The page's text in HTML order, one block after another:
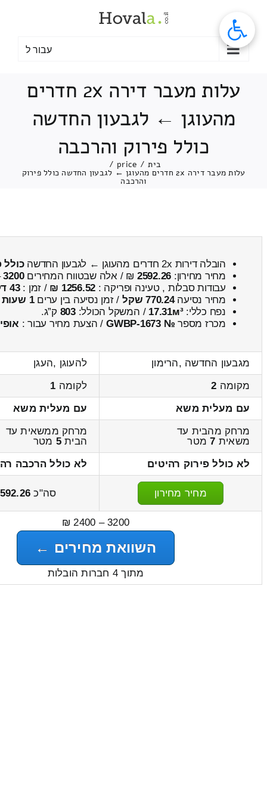
עבור ל
עלות מעבר דירה 2x חדרים
מהעוגן ← לגבעון החדשה
כולל פירוק והרכבה
בית /
price
/
עלות מעבר דירה 2x חדרים מהעוגן ← לגבעון החדשה כולל פירוק
והרכבה
הובלה דירות 2x חדרים מהעוגן ← לגבעון החדשה
כולל
מחיר מחירון: 2592.26 ₪ / אלה שבטווח המחירים3200
עבודות סבלות , טעינה ופריקה : 1256.52 ₪ / זמן :43 דקות 50 שניות
מחיר נסיעה770.24 שקל / זמן נסיעה בין ערים1 שעות , 8 דקות
נפח כללי:17.31м³ / המשקל הכולל:803 ק”ג.
מכרז מספר № GWBP-1673 / הצעת מחיר עבור :
מגבעון החדשה ,הרימון
להעוגן ,העגן
מקומה 2 לקומה 1
עם מעלית משא
עם מעלית משא
מרחק מהבית עד
משאית 7מטר
מרחק ממשאית עד
הבית5 מטר
לא כולל פירוק רהיטים
לא כולל הרכבה
מחיר מחירון סה"כ
3200 – 2400 ₪
השוואת מחירים ←
מתוך 4 חברות הובלות